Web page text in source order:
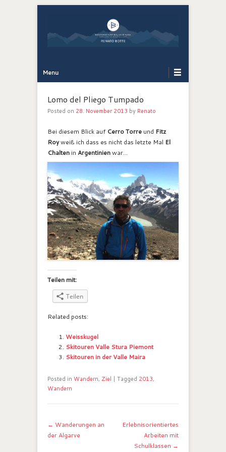
Menu
Lomo del Pliego Tumpado
Posted on 28. November 2013 by Renato
Bei diesem Blick auf Cerro Torre und Fitz
Royweiß ich dass es nicht das letzte Mal El
Chalten in Argentinienwar…
Teilen mit:
Teilen
Related posts:
Weisskugel
Skitouren Valle Stura Piemont
Skitouren in der Valle Maira
Posted in Wandern, Ziel | Tagged 2013,
Wandern
Post navigation
← Wanderungen an
der Algarve
Erlebnisorientiertes
Arbeiten mit
Schulklassen →